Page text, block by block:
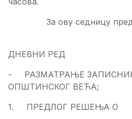
За ову седницу
ДНЕВНИ РЕД
- РАЗМАТРАЊЕ
ОПШТИНСКОГ ВЕЋА;
1. ПРЕДЛОГ РЕШЕЊА О